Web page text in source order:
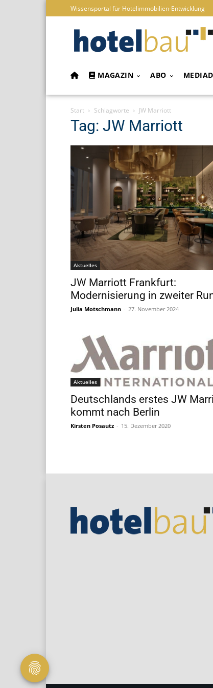
Wissensportal für Hotelimmobilien-Entwicklung
MAGAZIN ABO
Start Schlagworte JW Marriott
Tag: JW Marriott
Aktuelles
JW Marriott Frankfurt:
Modernisierung in zweiter
Julia Motschmann - 27. November 2024
Aktuelles
Deutschlands erstes JW
kommt nach Berlin
Kirsten Posautz - 15. Dezember 2020